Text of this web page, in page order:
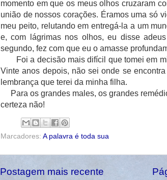
momento em que os meus olhos cruzaram
união de nossos corações. Éramos uma só
meu peito, relutando em entregá-la a um
e, com lágrimas nos olhos, eu disse
segundo, fez com que eu o amasse
Foi a decisão mais difícil que tomei em
Vinte anos depois, não sei onde se
lembrança que terei da minha filha.
Para os grandes males, os grandes
certeza não!
Marcadores: A palavra é toda sua
Postagem mais recente